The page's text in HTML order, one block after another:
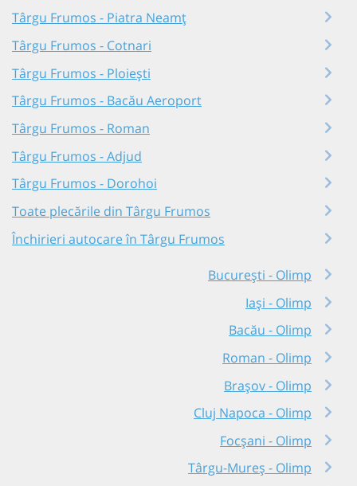
Târgu Frumos - Piatra Neamț
Târgu Frumos - Cotnari
Târgu Frumos - Ploiești
Târgu Frumos - Bacău Aeroport
Târgu Frumos - Roman
Târgu Frumos - Adjud
Târgu Frumos - Dorohoi
Toate plecările din Târgu Frumos
Închirieri autocare în Târgu Frumos
București - Olimp
Iași - Olimp
Bacău - Olimp
Roman - Olimp
Brașov - Olimp
Cluj Napoca - Olimp
Focșani - Olimp
Târgu-Mureș - Olimp